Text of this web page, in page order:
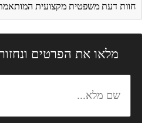
חוות דעת משפטית מקצועית
מלאו את הפרטים